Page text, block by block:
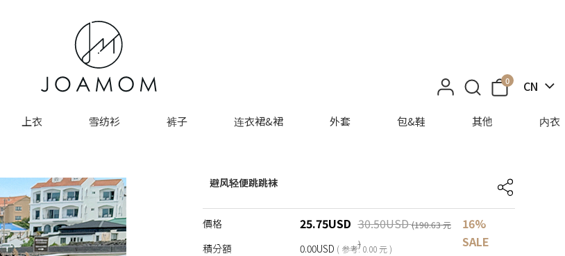
0 CN
上衣 雪纺衫 裤子 连衣裙&裙 外套 包&鞋 其他 内衣
避风轻便跳跳袜
價格 25.75USD 30.50USD (190.63 元
)
16%
SALE
積分額 0.00USD ( 参考: 0.00 元 )